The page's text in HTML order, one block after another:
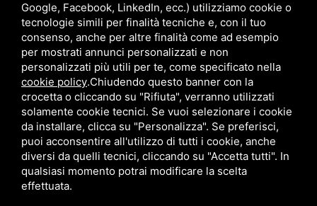
download Catalogo Stima
download Politica qualità e sicurezza
Questo sito è protetto da Google reCAPTCHA v3,Privacy Policy
Terms of Service
Google, Facebook, LinkedIn, ecc.) utilizziamo cookie o
tecnologie simili per finalità tecniche e, con il tuo
consenso, anche per altre finalità come ad esempio
per mostrati annunci personalizzati e non
personalizzati più utili per te, come specificato nella
cookie policy.Chiudendo questo banner con la
crocetta o cliccando su "Rifiuta", verranno utilizzati
solamente cookie tecnici. Se vuoi selezionare i cookie
da installare, clicca su "Personalizza". Se preferisci,
puoi acconsentire all'utilizzo di tutti i cookie, anche
diversi da quelli tecnici, cliccando su "Accetta tutti". In
qualsiasi momento potrai modificare la scelta
effettuata.